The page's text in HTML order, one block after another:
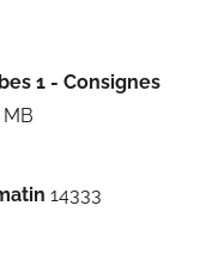
1 - Consignes
MB
14333